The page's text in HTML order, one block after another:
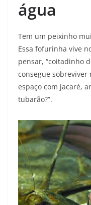
água
Tem um peixinho
Essa fofurinha vive
pensar, “coitadinho
consegue sobreviver
espaço com jacaré,
tubarão?”.